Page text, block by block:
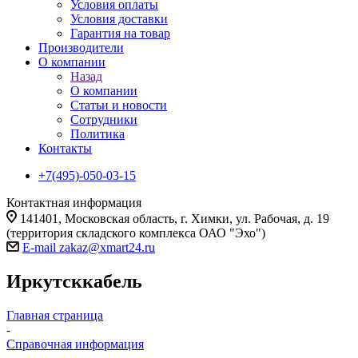
Условия оплаты
Условия доставки
Гарантия на товар
Производители
О компании
Назад
О компании
Статьи и новости
Сотрудники
Политика
Контакты
+7(495)-050-03-15
Контактная информация
141401, Московская область, г. Химки, ул. Рабочая, д. 19
(территория складского комплекса ОАО "Эхо")
E-mail zakaz@xmart24.ru
Иркутсккабель
Главная страница
-
Справочная информация